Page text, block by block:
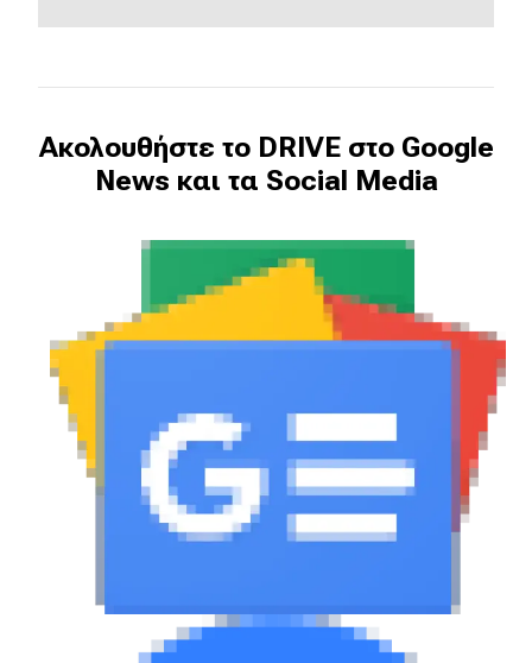
Ακολουθήστε το DRIVE στο Google
News και τα Social Media